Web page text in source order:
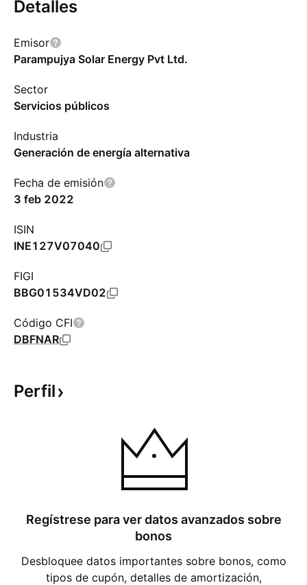
Detalles
Emisor
Parampujya Solar Energy Pvt Ltd.
Sector
Servicios públicos
Industria
Generación de energía alternativa
Fecha de emisión
3 feb 2022
ISIN
INE127V07040
FIGI
BBG01534VD02
Código CFI
DBFNAR
Perfil
Regístrese para ver datos avanzados sobre
bonos
Desbloquee datos importantes sobre bonos, como
tipos de cupón, detalles de amortización,